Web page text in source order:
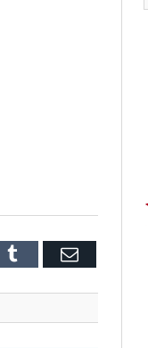
Tumblr Email